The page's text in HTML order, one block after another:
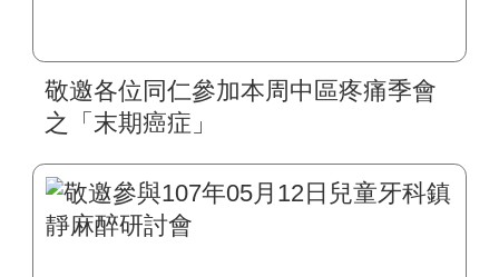
敬邀各位同仁參加本周中區疼痛季會
之「末期癌症」